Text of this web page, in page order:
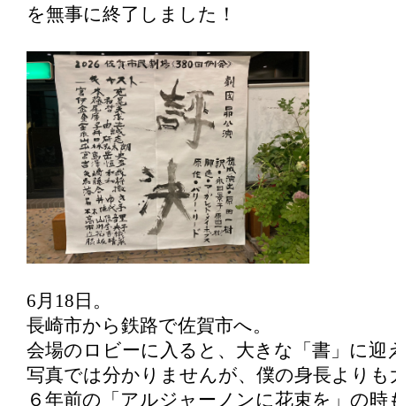
を無事に終了しました！
6月18日。
長崎市から鉄路で佐賀市へ。
会場のロビーに入ると、大きな「書」に迎
写真では分かりませんが、僕の身長より
６年前の「アルジャーノンに花束を」の